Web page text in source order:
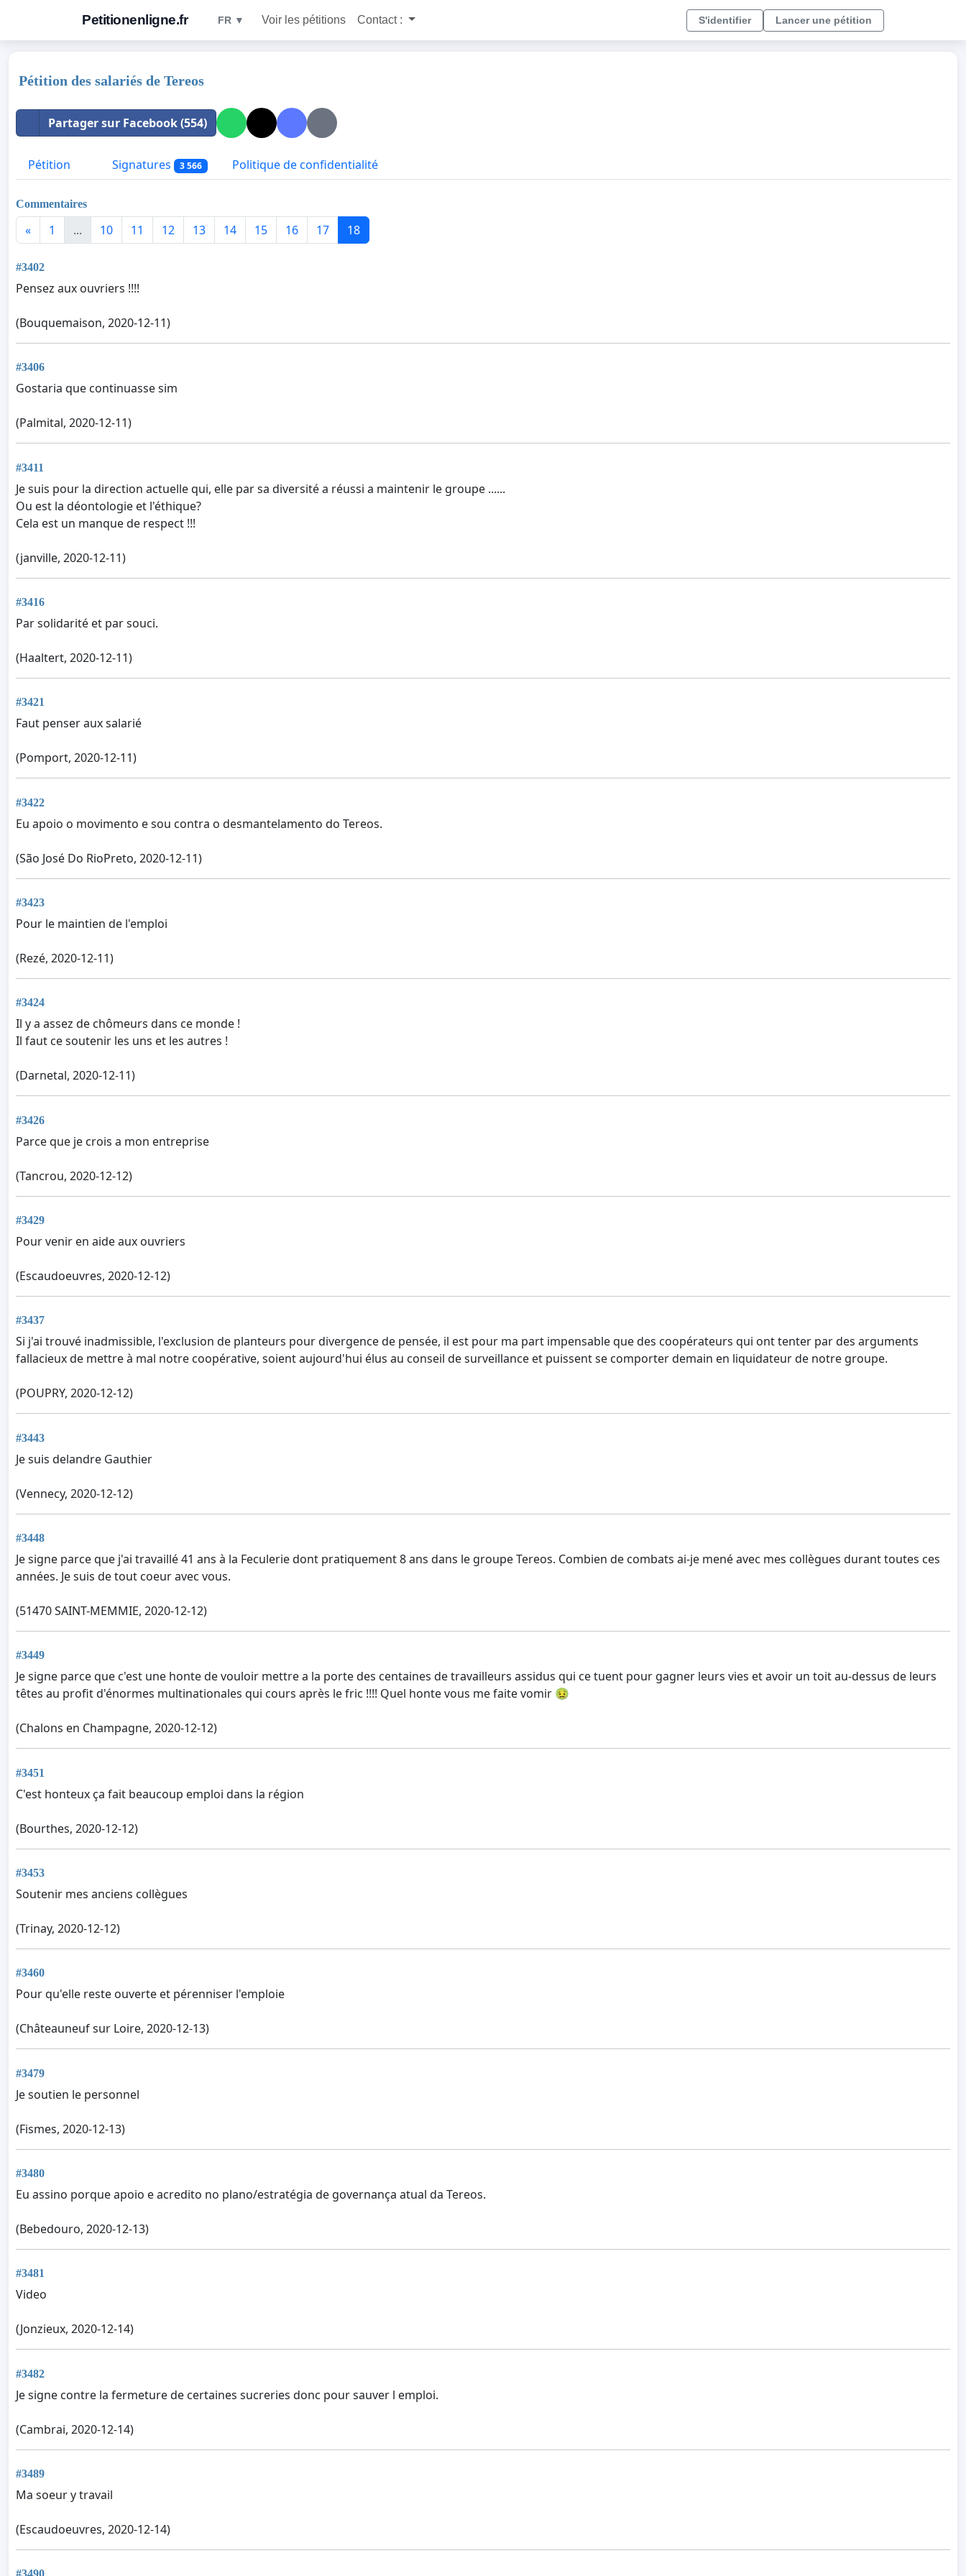
Petitionenligne.fr FR ▼ Voir les pétitions Contact : S'identifier Lancer une pétition
Pétition des salariés de Tereos
Partager sur Facebook (554)
Pétition Signatures 3 566 Politique de confidentialité
Commentaires
« 1 ... 10 11 12 13 14 15 16 17 18
#3402
Pensez aux ouvriers !!!!
(Bouquemaison, 2020-12-11)
#3406
Gostaria que continuasse sim
(Palmital, 2020-12-11)
#3411
Je suis pour la direction actuelle qui, elle par sa diversité a réussi a maintenir le groupe ......
Ou est la déontologie et l'éthique?
Cela est un manque de respect !!!
(janville, 2020-12-11)
#3416
Par solidarité et par souci.
(Haaltert, 2020-12-11)
#3421
Faut penser aux salarié
(Pomport, 2020-12-11)
#3422
Eu apoio o movimento e sou contra o desmantelamento do Tereos.
(São José Do RioPreto, 2020-12-11)
#3423
Pour le maintien de l'emploi
(Rezé, 2020-12-11)
#3424
Il y a assez de chômeurs dans ce monde !
Il faut ce soutenir les uns et les autres !
(Darnetal, 2020-12-11)
#3426
Parce que je crois a mon entreprise
(Tancrou, 2020-12-12)
#3429
Pour venir en aide aux ouvriers
(Escaudoeuvres, 2020-12-12)
#3437
Si j'ai trouvé inadmissible, l'exclusion de planteurs pour divergence de pensée, il est pour ma part impensable que des coopérateurs qui ont tenter par des arguments
fallacieux de mettre à mal notre coopérative, soient aujourd'hui élus au conseil de surveillance et puissent se comporter demain en liquidateur de notre groupe.
(POUPRY, 2020-12-12)
#3443
Je suis delandre Gauthier
(Vennecy, 2020-12-12)
#3448
Je signe parce que j'ai travaillé 41 ans à la Feculerie dont pratiquement 8 ans dans le groupe Tereos. Combien de combats ai-je mené avec mes collègues durant toutes ces
années. Je suis de tout coeur avec vous.
(51470 SAINT-MEMMIE, 2020-12-12)
#3449
Je signe parce que c'est une honte de vouloir mettre a la porte des centaines de travailleurs assidus qui ce tuent pour gagner leurs vies et avoir un toit au-dessus de leurs
têtes au profit d'énormes multinationales qui cours après le fric !!!! Quel honte vous me faite vomir 🤢
(Chalons en Champagne, 2020-12-12)
#3451
C'est honteux ça fait beaucoup emploi dans la région
(Bourthes, 2020-12-12)
#3453
Soutenir mes anciens collègues
(Trinay, 2020-12-12)
#3460
Pour qu'elle reste ouverte et pérenniser l'emploie
(Châteauneuf sur Loire, 2020-12-13)
#3479
Je soutien le personnel
(Fismes, 2020-12-13)
#3480
Eu assino porque apoio e acredito no plano/estratégia de governança atual da Tereos.
(Bebedouro, 2020-12-13)
#3481
Video
(Jonzieux, 2020-12-14)
#3482
Je signe contre la fermeture de certaines sucreries donc pour sauver l emploi.
(Cambrai, 2020-12-14)
#3489
Ma soeur y travail
(Escaudoeuvres, 2020-12-14)